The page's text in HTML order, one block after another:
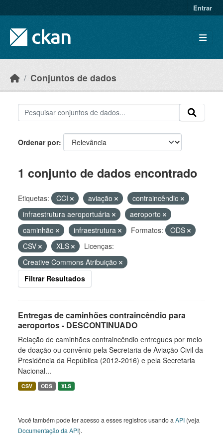
Entrar
Conjuntos de dados
Ordenar por
1 conjunto de dados encontrado
Etiquetas: CCI aviação
contraincêndio
infraestrutura aeroportuária
aeroporto
caminhão
infraestrutura Formatos:
ODS
CSV
XLS
Licenças:
Creative Commons Atribuição
Filtrar Resultados
Entregas de caminhões contraincêndio para
aeroportos - DESCONTINUADO
Relação de caminhões contraincêndio entregues por meio
de doação ou convênio pela Secretaria de Aviação Civil da
Presidência da República (2012-2016) e pela Secretaria
Nacional...
CSV ODS XLS
Você também pode ter acesso a esses registros usando a API (veja
Documentação da API).